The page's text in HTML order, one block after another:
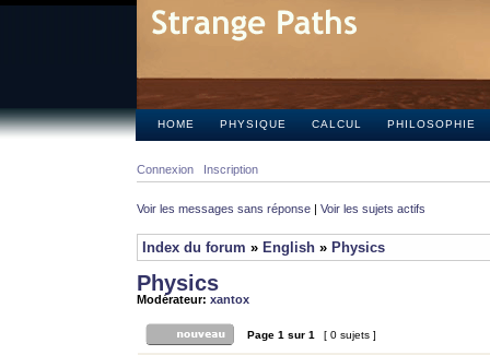
HOME PHYSIQUE CALCUL PHILOSOPHIE
Connexion Inscription
Voir les messages sans réponse | Voir les sujets actifs
Index du forum » English » Physics
Physics
Modérateur: xantox
Page 1 sur 1 [ 0 sujets ]